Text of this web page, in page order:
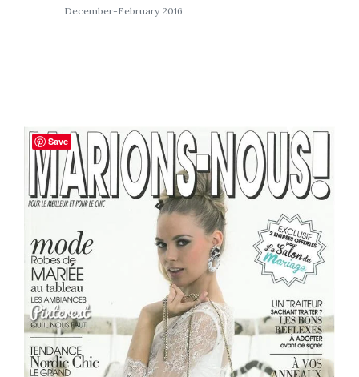
December-February 2016
Save